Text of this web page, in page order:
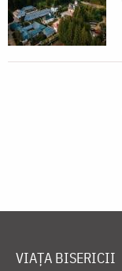
VIAȚA BISERICII